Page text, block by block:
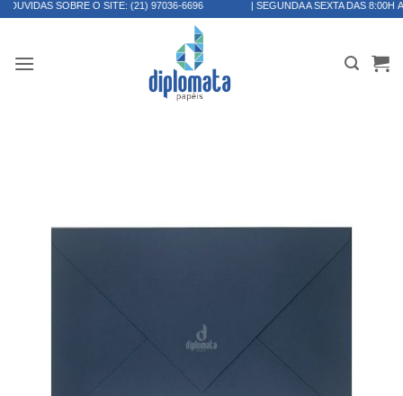
Skip
content
SOBRE O SITE:(21) 97036-6696 | SEGUNDA A SEXTA DAS 8:00H ÀS 17:30H